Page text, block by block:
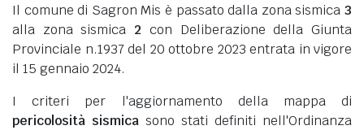
Il comune di Sagron Mis è passato dalla zona sismica 3
alla zona sismica 2 con Deliberazione della Giunta
Provinciale n.1937 del 20 ottobre 2023 entrata in vigore
il 15 gennaio 2024.
I criteri per l'aggiornamento della mappa di
pericolosità sismica sono stati definiti nell'Ordinanza